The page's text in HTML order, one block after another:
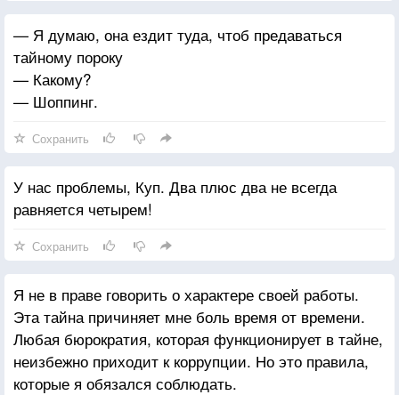
— Я думаю, она ездит туда, чтоб предаваться
тайному пороку
— Какому?
— Шоппинг.
Сохранить
У нас проблемы, Куп. Два плюс два не всегда
равняется четырем!
Сохранить
Я не в праве говорить о характере своей работы.
Эта тайна причиняет мне боль время от времени.
Любая бюрократия, которая функционирует в тайне,
неизбежно приходит к коррупции. Но это правила,
которые я обязался соблюдать.